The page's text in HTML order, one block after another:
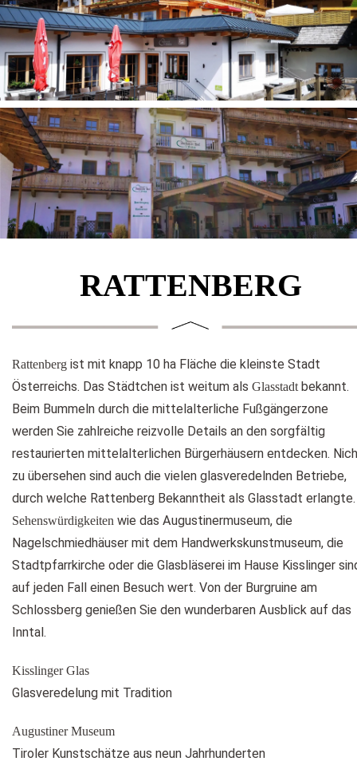
RATTENBERG
Rattenberg ist mit knapp 10 ha Fläche die kleinste Stadt
Österreichs. Das Städtchen ist weitum als Glasstadt bekannt.
Beim Bummeln durch die mittelalterliche Fußgängerzone
werden Sie zahlreiche reizvolle Details an den sorgfältig
restaurierten mittelalterlichen Bürgerhäusern entdecken.
zu übersehen sind auch die vielen glasveredelnden Betriebe,
durch welche Rattenberg Bekanntheit als Glasstadt erlangte.
Sehenswürdigkeiten wie das Augustinermuseum, die
Nagelschmiedhäuser mit dem Handwerkskunstmuseum, die
Stadtpfarrkirche oder die Glasbläserei im Hause Kisslinger
auf jeden Fall einen Besuch wert. Von der Burgruine am
Schlossberg genießen Sie den wunderbaren Ausblick auf das
Inntal.
Kisslinger Glas
Glasveredelung mit Tradition
Augustiner Museum
Tiroler Kunstschätze aus neun Jahrhunderten